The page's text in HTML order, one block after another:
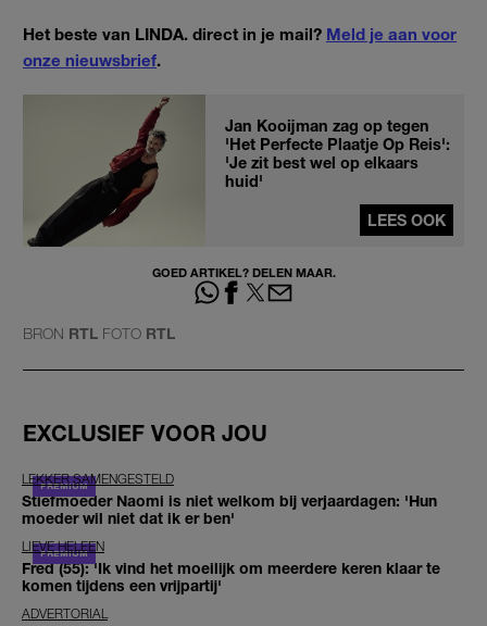
Het beste van LINDA. direct in je mail? Meld je aan voor
onze nieuwsbrief.
Jan Kooijman zag op tegen
'Het Perfecte Plaatje Op Reis':
'Je zit best wel op elkaars
huid'
LEES OOK
GOED ARTIKEL? DELEN MAAR.
BRON RTL FOTO RTL
EXCLUSIEF VOOR JOU
LEKKER SAMENGESTELD
Stiefmoeder Naomi is niet welkom bij verjaardagen: 'Hun
moeder wil niet dat ik er ben'
LIEVE HELEEN
Fred (55): 'Ik vind het moeilijk om meerdere keren klaar te
komen tijdens een vrijpartij'
ADVERTORIAL